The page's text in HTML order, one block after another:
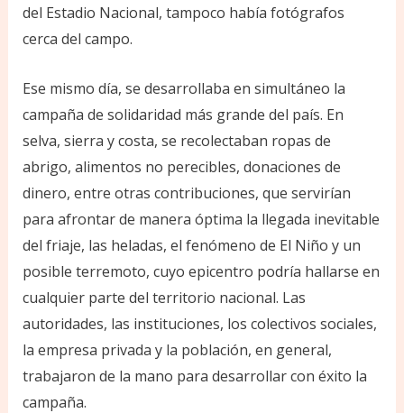
del Estadio Nacional, tampoco había fotógrafos
cerca del campo.
Ese mismo día, se desarrollaba en simultáneo la
campaña de solidaridad más grande del país. En
selva, sierra y costa, se recolectaban ropas de
abrigo, alimentos no perecibles, donaciones de
dinero, entre otras contribuciones, que servirían
para afrontar de manera óptima la llegada inevitable
del friaje, las heladas, el fenómeno de El Niño y un
posible terremoto, cuyo epicentro podría hallarse en
cualquier parte del territorio nacional. Las
autoridades, las instituciones, los colectivos sociales,
la empresa privada y la población, en general,
trabajaron de la mano para desarrollar con éxito la
campaña.